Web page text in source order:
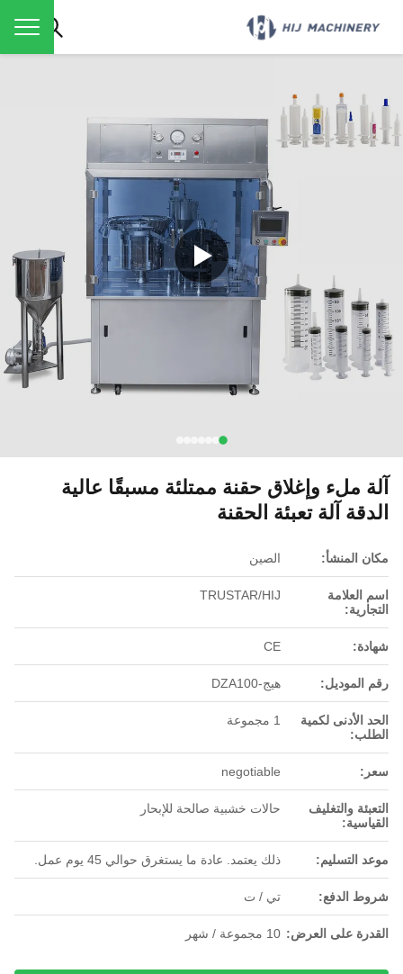
آلة ملء وإغلاق حقنة ممتلئة مسبقًا عالية
الدقة آلة تعبئة الحقنة
مكان المنشأ: الصين
اسم العلامة
التجارية:
TRUSTAR/HIJ
شهادة: CE
رقم الموديل: هيج-DZA100
الحد الأدنى لكمية
الطلب:
1 مجموعة
سعر: negotiable
التعبئة والتغليف
القياسية:
حالات خشبية صالحة للإبحار
موعد التسليم: ذلك يعتمد. عادة ما يستغرق حوالي 45 يوم عمل.
شروط الدفع: تي / ت
القدرة على العرض: 10 مجموعة / شهر